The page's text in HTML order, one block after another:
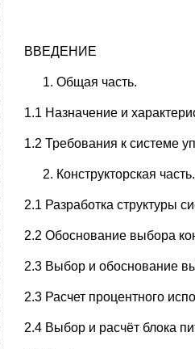
ВВЕДЕНИЕ
Общая часть.
1.1 Назначение и
1.2 Требования к системе
Конструкторская часть.
2.1 Разработка структуры
2.2 Обоснование выбора
2.3 Выбор и обоснование
2.3 Расчет процентного
2.4 Выбор и расчёт блока